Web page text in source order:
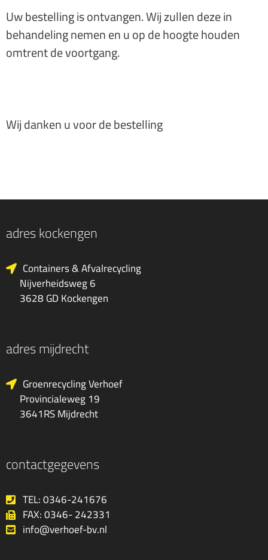
Uw bestelling is ontvangen. Wij zullen deze in
behandeling nemen en u op de hoogte houden
omtrent de voortgang.
Wij danken u voor de bestelling
adres kockengen
Containers & Afvalrecycling
Nijverheidsweg 6
3628 GD Kockengen
adres mijdrecht
Groenrecycling Verhoef
Provincialeweg 19
3641RS Mijdrecht
contactgegevens
TEL: 0346-241676
FAX: 0346- 242331
info@verhoef-bv.nl